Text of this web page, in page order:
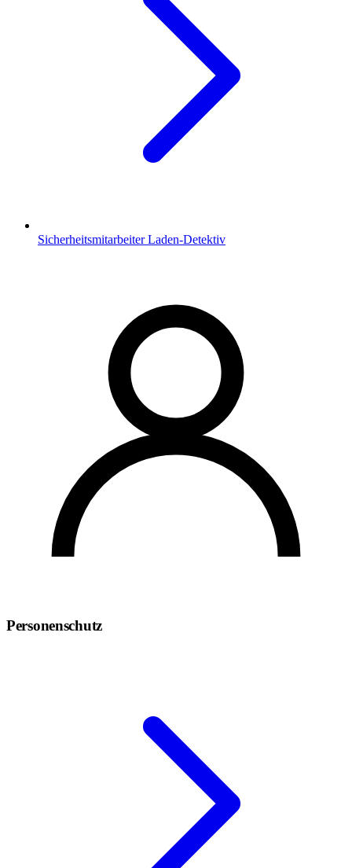
Sicherheitsmitarbeiter Laden-Detektiv
Personenschutz